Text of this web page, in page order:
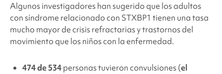
Algunos investigadores han sugerido que los adultos
consíndrome relacionado con STXBP1 tienen una tasa
mucho mayor de crisis refractarias y trastornos del
movimiento que los niños con la enfermedad.
474 de 534personas tuvieron convulsiones (el